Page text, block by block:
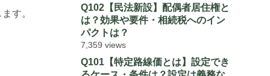
す。
Q102【民法新設】配偶者居住権と
は？効果や要件・相続税へのイン
パクトは？
7,359 views
Q101【特定路線価とは】設定でき